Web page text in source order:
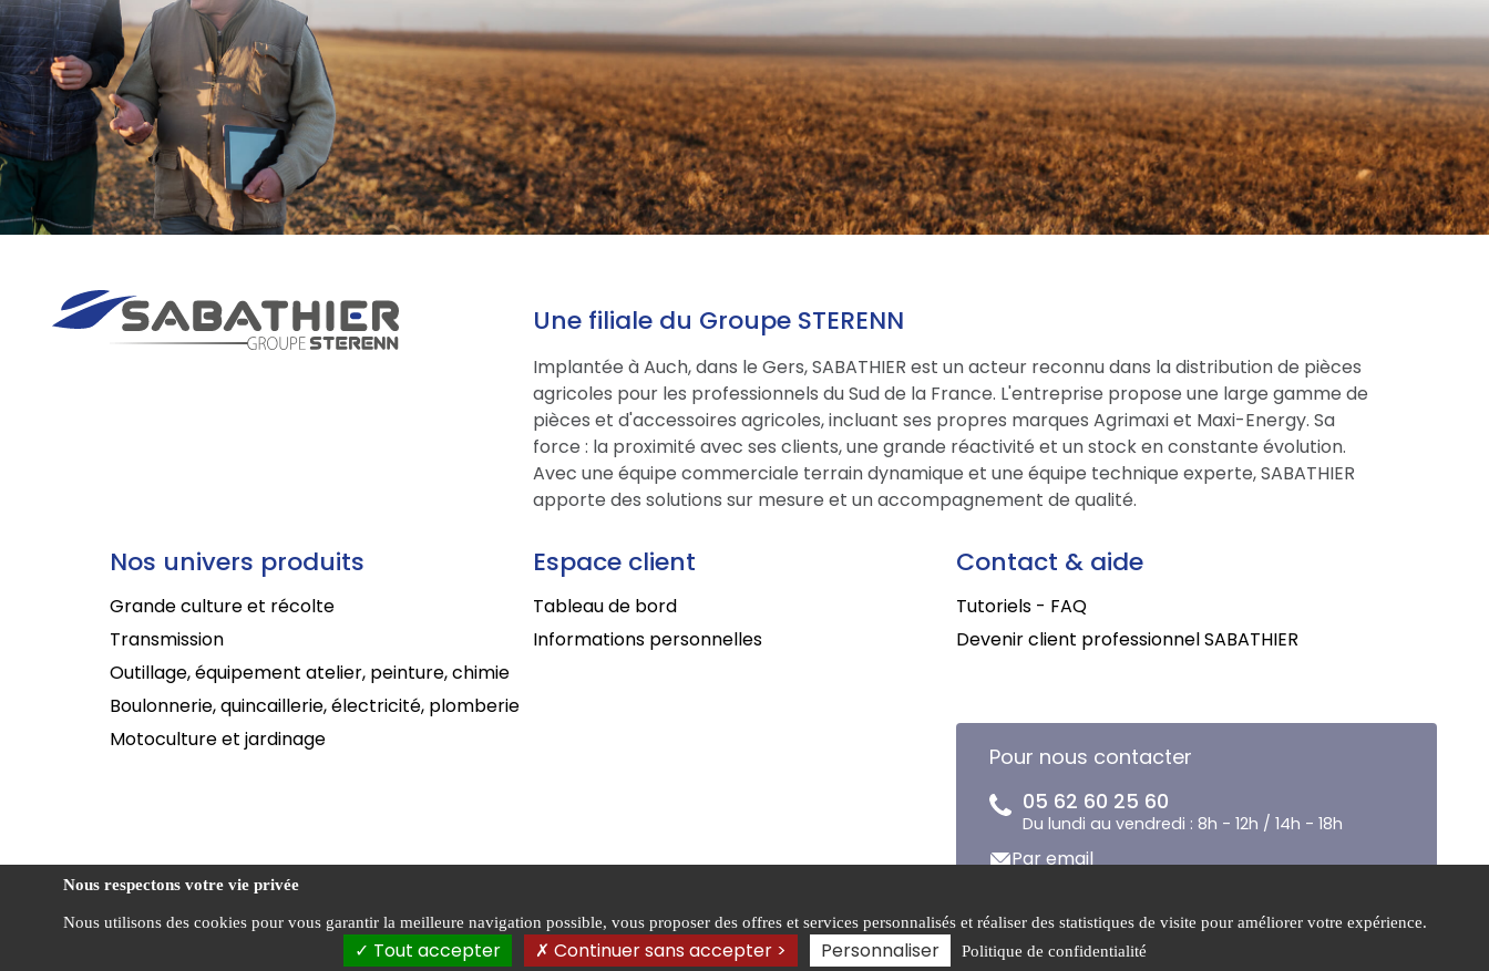
Une filiale du Groupe STERENN
Implantée à Auch, dans le Gers, SABATHIER est un acteur reconnu dans la distribution de pièces
agricoles pour les professionnels du Sud de la France. L'entreprise propose une large gamme de
pièces et d'accessoires agricoles, incluant ses propres marques Agrimaxi et Maxi-Energy. Sa
force : la proximité avec ses clients, une grande réactivité et un stock en constante évolution.
Avec une équipe commerciale terrain dynamique et une équipe technique experte, SABATHIER
apporte des solutions sur mesure et un accompagnement de qualité.
Nos univers produits
Grande culture et récolte
Transmission
Outillage, équipement atelier, peinture, chimie
Boulonnerie, quincaillerie, électricité, plomberie
Motoculture et jardinage
Espace client
Tableau de bord
Informations personnelles
Contact & aide
Tutoriels - FAQ
Devenir client professionnel SABATHIER
Pour nous contacter
05 62 60 25 60
Du lundi au vendredi : 8h - 12h / 14h - 18h
Par email
Sabathier ©
Politique de
confidentialité
Conditions générales de
vente
Mentions
légales
Gestion des
Nous respectons votre vie privée
Nous utilisons des cookies pour vous garantir la meilleure navigation possible, vous proposer des offres et services personnalisés et réaliser des statistiques de visite pour améliorer votre expérience.
Tout accepter Continuer sans accepter > Personnaliser Politique de confidentialité